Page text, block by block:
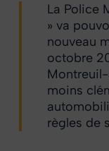
La Police
» va
nouveau
octobre
moins
règles de